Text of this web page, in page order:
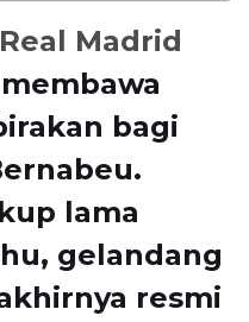
Real Madrid
membawa
bagi
lama
gelandang
resmi